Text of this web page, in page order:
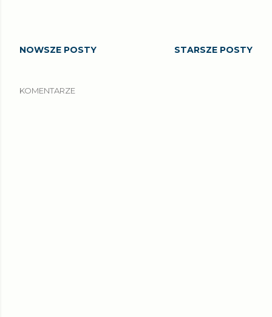
NOWSZE POSTY STARSZE POSTY
KOMENTARZE